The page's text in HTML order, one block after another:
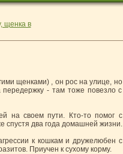
щенка в
щенками) , он рос на улице, но
- там тоже повезло с
на своем пути. Кто-то помог с
спустя два года домашней жизни.
к кошкам и дружелюбен с
Приучен к сухому корму.